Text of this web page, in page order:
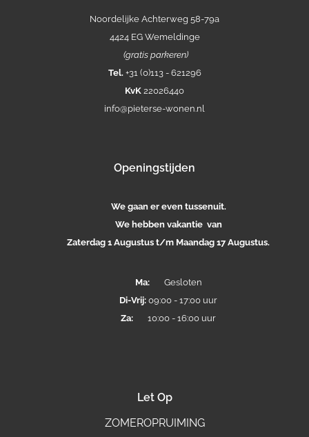
Noordelijke Achterweg 58-79a
4424 EG Wemeldinge
(gratis parkeren)
Tel. +31 (0)113 - 621296
KvK 22026440
info@pieterse-wonen.nl
Openingstijden
We gaan er even tussenuit.
We hebben vakantie van
Zaterdag 1 Augustus t/m Maandag 17 Augustus.
Ma: Gesloten
Di-Vrij:09:00 - 17:00 uur
Za: 10:00 - 16:00 uur
Let Op
ZOMEROPRUIMING